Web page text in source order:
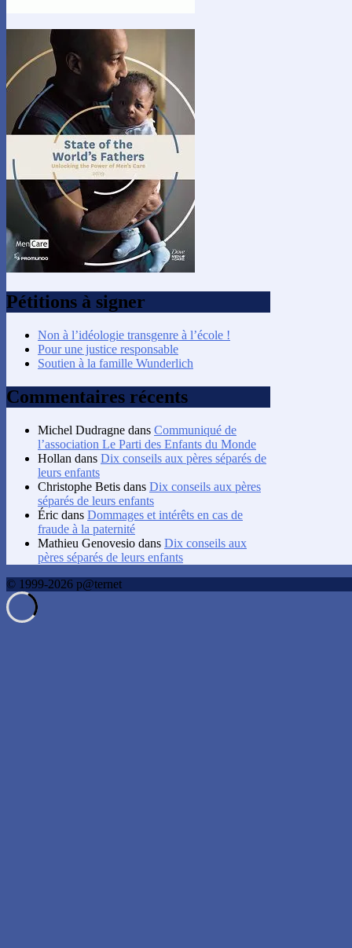
Pétitions à signer
Non à l’idéologie transgenre à l’école !
Pour une justice responsable
Soutien à la famille Wunderlich
Commentaires récents
Michel Dudragne dans Communiqué de
l’association Le Parti des Enfants du Monde
Hollan dans Dix conseils aux pères séparés de
leurs enfants
Christophe Betis dans Dix conseils aux pères
séparés de leurs enfants
Éric dans Dommages et intérêts en cas de
fraude à la paternité
Mathieu Genovesio dans Dix conseils aux
pères séparés de leurs enfants
© 1999-2026 p@ternet